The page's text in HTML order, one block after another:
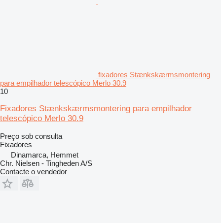
fixadores Stænkskærmsmontering
para empilhador telescópico Merlo 30.9
10
Fixadores Stænkskærmsmontering para empilhador
telescópico Merlo 30.9
Preço sob consulta
Fixadores
Dinamarca, Hemmet
Chr. Nielsen - Tingheden A/S
Contacte o vendedor